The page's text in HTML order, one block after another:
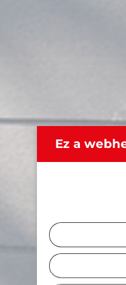
Ez a